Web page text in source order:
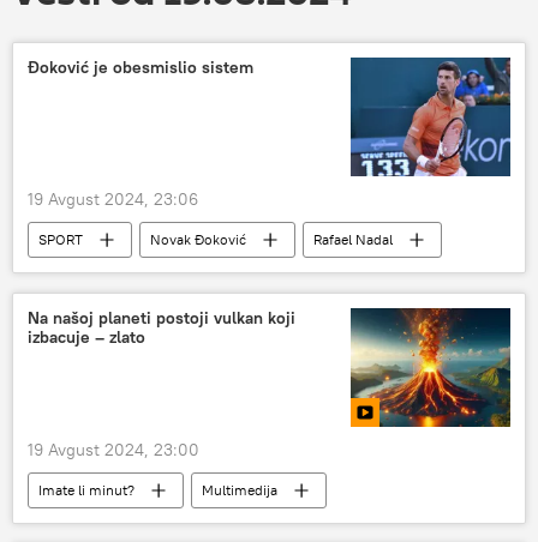
Đoković je obesmislio sistem
19 Avgust 2024, 23:06
SPORT Novak Đoković
Rafael Nadal
Sport
Tenis
Na našoj planeti postoji vulkan koji
izbacuje – zlato
19 Avgust 2024, 23:00
Imate li minut? Multimedija